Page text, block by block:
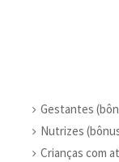
Gestantes
Nutrizes
Crianças com